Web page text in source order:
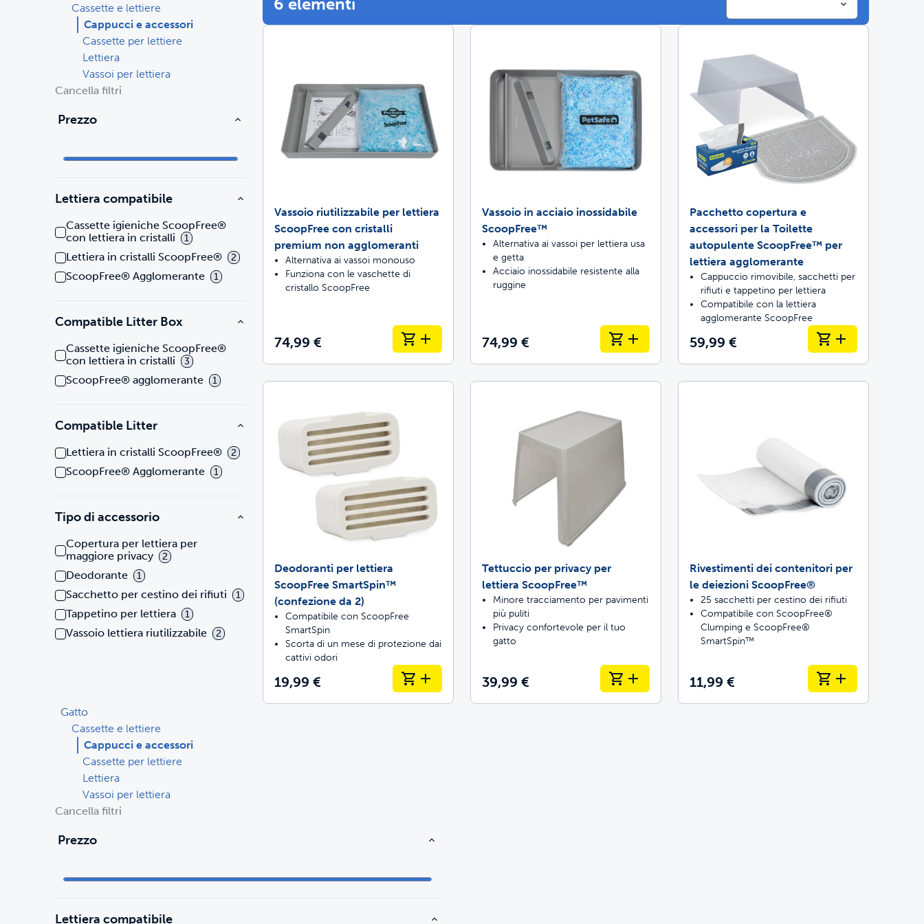
Pettorine e guinzagli
Giocattoli
Soluzioni per la scherma
Ricambi e accessori
Acquista ScoopFree per un controllo degli odori quattro volte migliore
Recinzione
Giocattoli
Porticine per animali costruite per durare
Cassette e lettiere
Cappucci e accessori
Cassette per lettiere
Lettiera
Vassoi per lettiera
Cancella filtri
Prezzo
Lettiera compatibile
Cassette igieniche ScoopFree®
con lettiera in cristalli
1
Lettiera in cristalli ScoopFree® 2
ScoopFree® Agglomerante 1
Compatible Litter Box
Cassette igieniche ScoopFree®
con lettiera in cristalli
3
ScoopFree® agglomerante 1
Compatible Litter
Lettiera in cristalli ScoopFree® 2
ScoopFree® Agglomerante 1
Tipo di accessorio
Copertura per lettiera per
maggiore privacy
2
Deodorante 1
Sacchetto per cestino dei rifiuti 1
Tappetino per lettiera 1
Vassoio lettiera riutilizzabile 2
Vassoio riutilizzabile per lettiera
ScoopFree con cristalli
premium non agglomeranti
Alternativa ai vassoi monouso
Funziona con le vaschette di
cristallo ScoopFree
74,99 €
Vassoio in acciaio inossidabile
ScoopFree™
Alternativa ai vassoi per lettiera usa
e getta
Acciaio inossidabile resistente alla
ruggine
74,99 €
Pacchetto copertura e
accessori per la Toilette
autopulente ScoopFree™ per
lettiera agglomerante
Cappuccio rimovibile, sacchetti per
rifiuti e tappetino per lettiera
Compatibile con la lettiera
agglomerante ScoopFree
59,99 €
Deodoranti per lettiera
ScoopFree SmartSpin™
(confezione da 2)
Compatibile con ScoopFree
SmartSpin
Scorta di un mese di protezione dai
cattivi odori
19,99 €
Tettuccio per privacy per
lettiera ScoopFree™
Minore tracciamento per pavimenti
più puliti
Privacy confortevole per il tuo
gatto
39,99 €
Rivestimenti dei contenitori per
le deiezioni ScoopFree®
25 sacchetti per cestino dei rifiuti
Compatibile con ScoopFree®
Clumping e ScoopFree®
SmartSpin™
11,99 €
Gatto
Cassette e lettiere
Cappucci e accessori
Cassette per lettiere
Lettiera
Vassoi per lettiera
Cancella filtri
Prezzo
Lettiera compatibile